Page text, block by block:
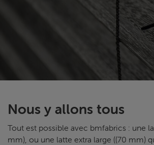
Nous y allons tous
Tout est possible avec bmfabrics : une
mm), ou une latte extra large ((70 mm)